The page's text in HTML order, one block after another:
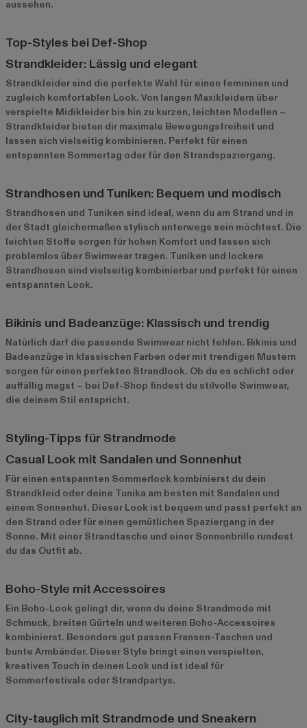
aussehen.
Top-Styles bei Def-Shop
Strandkleider: Lässig und elegant
Strandkleider sind die perfekte Wahl für einen femininen und
zugleich komfortablen Look. Von langen Maxikleidern über
verspielte Midikleider bis hin zu kurzen, leichten Modellen –
Strandkleider bieten dir maximale Bewegungsfreiheit und
lassen sich vielseitig kombinieren. Perfekt für einen
entspannten Sommertag oder für den Strandspaziergang.
Strandhosen und Tuniken: Bequem und modisch
Strandhosen und Tuniken sind ideal, wenn du am Strand und in
der Stadt gleichermaßen stylisch unterwegs sein möchtest. Die
leichten Stoffe sorgen für hohen Komfort und lassen sich
problemlos über Swimwear tragen. Tuniken und lockere
Strandhosen sind vielseitig kombinierbar und perfekt für einen
entspannten Look.
Bikinis und Badeanzüge: Klassisch und trendig
Natürlich darf die passende Swimwear nicht fehlen. Bikinis und
Badeanzüge in klassischen Farben oder mit trendigen Mustern
sorgen für einen perfekten Strandlook. Ob du es schlicht oder
auffällig magst – bei Def-Shop findest du stilvolle Swimwear,
die deinem Stil entspricht.
Styling-Tipps für Strandmode
Casual Look mit Sandalen und Sonnenhut
Für einen entspannten Sommerlook kombinierst du dein
Strandkleid oder deine Tunika am besten mit Sandalen und
einem Sonnenhut. Dieser Look ist bequem und passt perfekt an
den Strand oder für einen gemütlichen Spaziergang in der
Sonne. Mit einer Strandtasche und einer Sonnenbrille rundest
du das Outfit ab.
Boho-Style mit Accessoires
Ein Boho-Look gelingt dir, wenn du deine Strandmode mit
Schmuck, breiten Gürteln und weiteren Boho-Accessoires
kombinierst. Besonders gut passen Fransen-Taschen und
bunte Armbänder. Dieser Style bringt einen verspielten,
kreativen Touch in deinen Look und ist ideal für
Sommerfestivals oder Strandpartys.
City-tauglich mit Strandmode und Sneakern